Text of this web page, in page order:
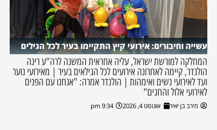
עשייה וחיבורים: אירועי קיץ התקיימו בעיר לכל הגילים
המחלקה למורשת ישראל, עליה אחראית המשנה לרה"ע רינה
הולנדר, קיימה לאחרונה אירועים לכל הגילאים בעיר | מאירועי נוער
ועד לאירועי נשים ואימהות | הולנדר אמרה: "אנחנו עם הפנים
לאירועי אלול והחגים"
מירב בן יאיר אוגוסט 4, 2026 9:34 pm